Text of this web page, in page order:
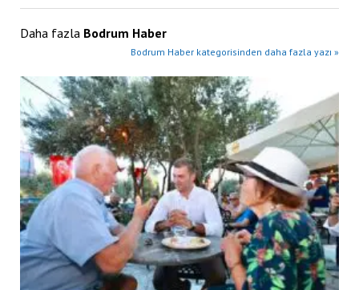
Daha fazla Bodrum Haber
Bodrum Haber kategorisinden daha fazla yazı »